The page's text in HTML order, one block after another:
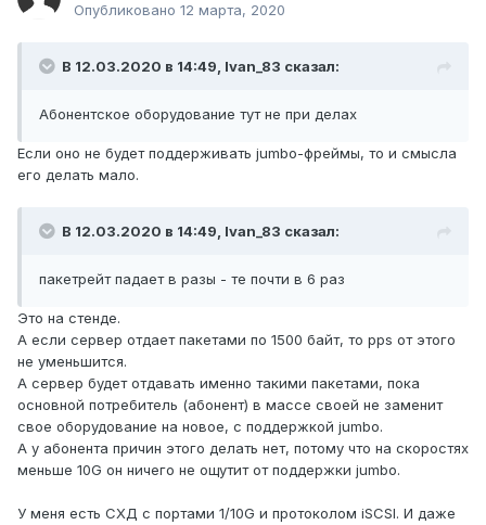
Опубликовано 12 марта, 2020
В 12.03.2020 в 14:49, Ivan_83 сказал:
Абонентское оборудование тут не при делах
Если оно не будет поддерживать jumbo-фреймы, то и смысла
его делать мало.
В 12.03.2020 в 14:49, Ivan_83 сказал:
пакетрейт падает в разы - те почти в 6 раз
Это на стенде.
А если сервер отдает пакетами по 1500 байт, то pps от этого
не уменьшится.
А сервер будет отдавать именно такими пакетами, пока
основной потребитель (абонент) в массе своей не заменит
свое оборудование на новое, с поддержкой jumbo.
А у абонента причин этого делать нет, потому что на скоростях
меньше 10G он ничего не ощутит от поддержки jumbo.
У меня есть СХД с портами 1/10G и протоколом iSCSI. И даже